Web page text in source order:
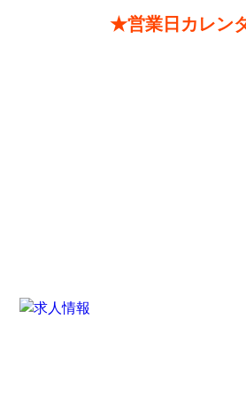
★営業日カレン